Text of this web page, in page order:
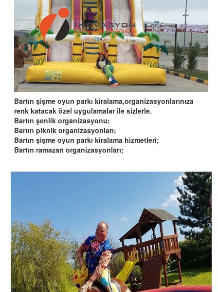
Bartın şişme oyun parkı kiralama,organizasyonlarınıza
renk katacak özel uygulamalar ile sizlerle.
Bartın şenlik organizasyonu;
Bartın piknik organizasyonları;
Bartın şişme oyun parkı kiralama hizmetleri;
Bartın ramazan organizasyonları;